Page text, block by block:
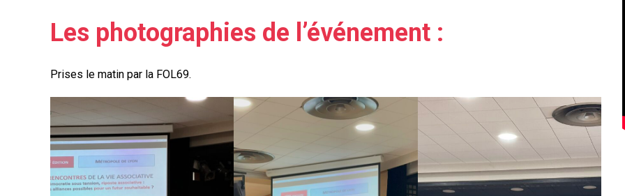
Les photographies de l’événement :
Prises le matin par la FOL69.